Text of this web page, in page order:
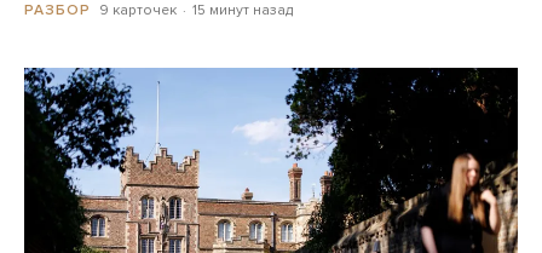
РАЗБОР 9 карточек 15 минут назад